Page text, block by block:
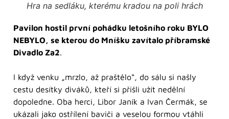
Hra na sedláku, kterému kradou na poli hrách
Pavilon hostil první pohádku letošního roku BYLO
NEBYLO, se kterou do Mníšku zavítalo příbramské
Divadlo Za2.
I když venku „mrzlo, až praštělo“, do sálu si našly
cestu desítky diváků, kteří si přišli užít nedělní
dopoledne. Oba herci, Libor Janík a Ivan Čermák, se
ukázali jako ostřílení baviči a veselou formou vtáhli